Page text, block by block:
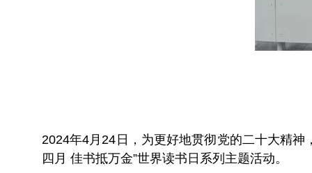
2024年4月24日，为更好地贯彻党的二十大精
四月 佳书抵万金”世界读书日系列主题活动。